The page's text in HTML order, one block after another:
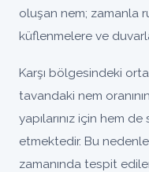
oluşan nem; zamanla
küflenmelere ve
Karşı bölgesindeki
tavandaki nem
yapılarınız için hem
etmektedir. Bu
zamanında tespit